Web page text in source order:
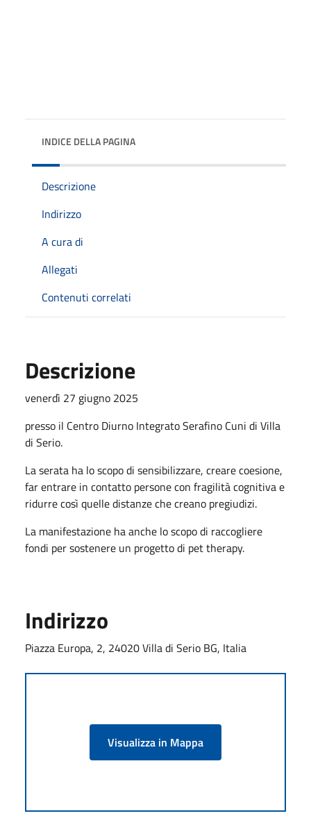
INDICE DELLA PAGINA
Descrizione
Indirizzo
A cura di
Allegati
Contenuti correlati
Descrizione
venerdì 27 giugno 2025
presso il Centro Diurno Integrato Serafino Cuni di Villa
di Serio.
La serata ha lo scopo di sensibilizzare, creare coesione,
far entrare in contatto persone con fragilità cognitiva e
ridurre così quelle distanze che creano pregiudizi.
La manifestazione ha anche lo scopo di raccogliere
fondi per sostenere un progetto di pet therapy.
Indirizzo
Piazza Europa, 2, 24020 Villa di Serio BG, Italia
Visualizza in Mappa